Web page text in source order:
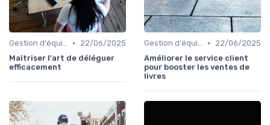
Gestion d'équipe •
22/06/2025
Maîtriser l'art de déléguer
efficacement
Gestion d'équipe •
22/06/2025
Améliorer le service client
pour booster les ventes de
livres